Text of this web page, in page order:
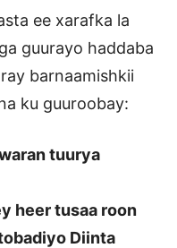
ee xarafka la
guurayo haddaba
barnaamishkii
ku guuroobay:
tuurya
heer tusaa roon
Diinta